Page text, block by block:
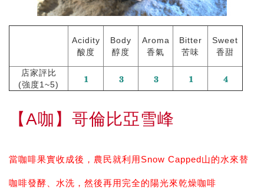
Acidity
酸度
Body
醇度
Aroma
香氣
Bitter
苦味
Sweet
香甜
店家評比
(強度1~5)
【A咖】哥倫比亞雪峰
當咖啡果實收成後，農民就利用Snow Capped山的水來替
咖啡發酵、水洗，然後再用完全的陽光來乾燥咖啡